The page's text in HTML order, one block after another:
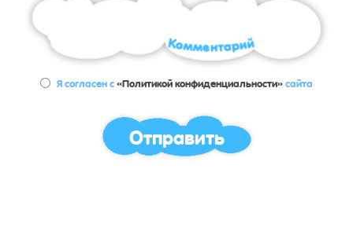
Я согласен с«Политикой конфиденциальности»сайта
Отправить